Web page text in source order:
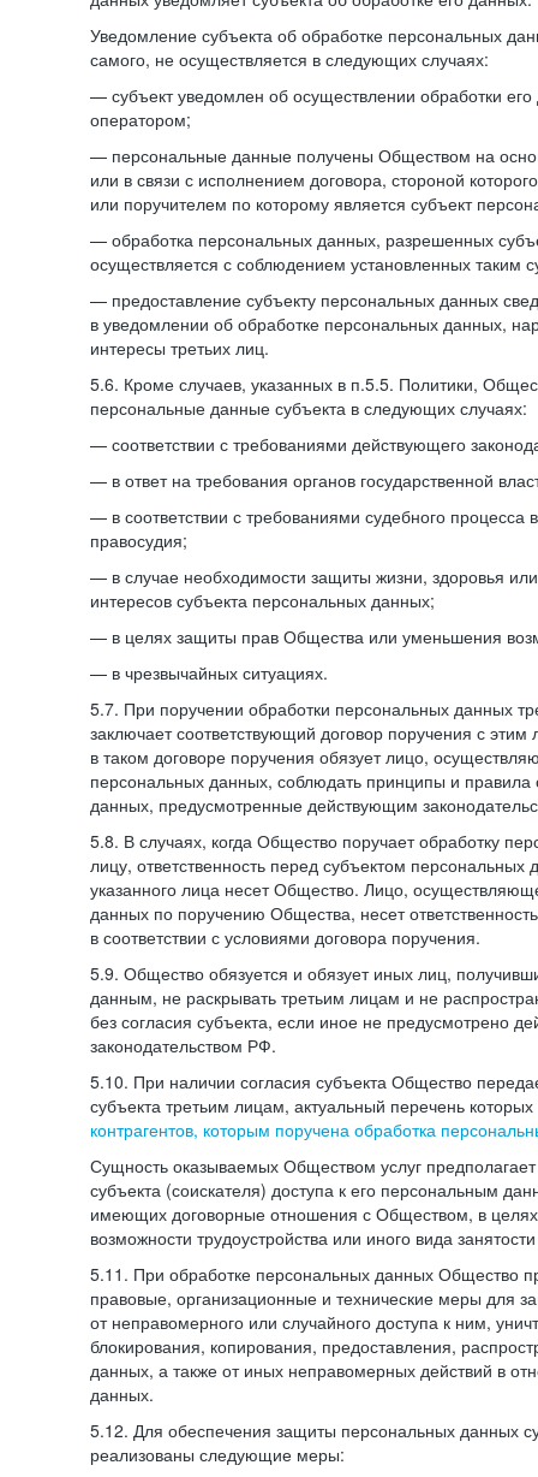
Уведомление субъекта об обработке персональных
самого, не осуществляется в следующих случаях:
— субъект уведомлен об осуществлении обработки
оператором;
— персональные данные получены Обществом на
или в связи с исполнением договора, стороной
или поручителем по которому является субъект
— обработка персональных данных, разрешенных
осуществляется с соблюдением установленных таким
— предоставление субъекту персональных данных
в уведомлении об обработке персональных данных,
интересы третьих лиц.
5.6. Кроме случаев, указанных в п.5.5. Политики,
персональные данные субъекта в следующих случаях:
— соответствии с требованиями действующего
— в ответ на требования органов государственной
— в соответствии с требованиями судебного процесса
правосудия;
— в случае необходимости защиты жизни, здоровья
интересов субъекта персональных данных;
— в целях защиты прав Общества или уменьшения
— в чрезвычайных ситуациях.
5.7. При поручении обработки персональных данных
заключает соответствующий договор поручения с
в таком договоре поручения обязует лицо,
персональных данных, соблюдать принципы и правила
данных, предусмотренные действующим
5.8. В случаях, когда Общество поручает обработку
лицу, ответственность перед субъектом персональных
указанного лица несет Общество. Лицо,
данных по поручению Общества, несет
в соответствии с условиями договора поручения.
5.9. Общество обязуется и обязует иных лиц,
данным, не раскрывать третьим лицам и не
без согласия субъекта, если иное не предусмотрено
законодательством РФ.
5.10. При наличии согласия субъекта Общество
субъекта третьим лицам, актуальный перечень
контрагентов, которым поручена обработка
Сущность оказываемых Обществом услуг
субъекта (соискателя) доступа к его персональным
имеющих договорные отношения с Обществом, в
возможности трудоустройства или иного вида
5.11. При обработке персональных данных Общество
правовые, организационные и технические меры для
от неправомерного или случайного доступа к ним,
блокирования, копирования, предоставления,
данных, а также от иных неправомерных действий в
данных.
5.12. Для обеспечения защиты персональных данных
реализованы следующие меры: